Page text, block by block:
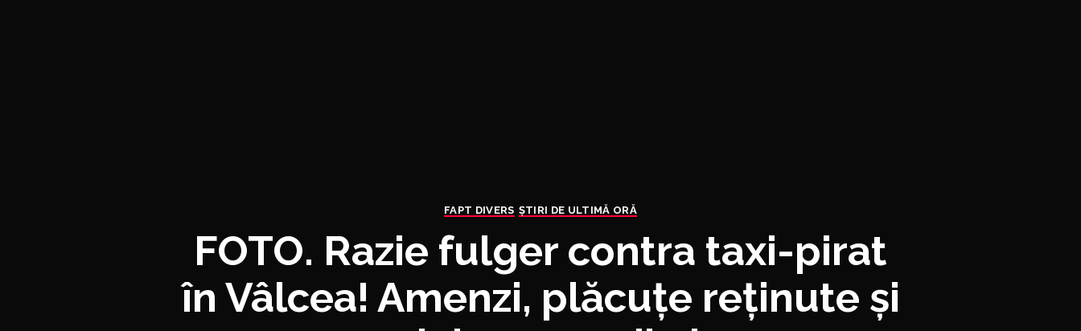
FAPT DIVERS ȘTIRI DE ULTIMĂ ORĂ
FOTO. Razie fulger contra taxi-pirat
în Vâlcea! Amenzi, plăcuțe reținute și